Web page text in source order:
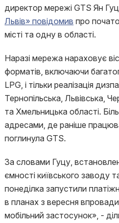
директор мережі GTS Ян
Львів» повідомив про
місті та одну в області.
Наразі мережа нараховує
форматів, включаючи
LPG, і тільки реалізація
Тернопільська, Львівська,
та Хмельницька області.
адресами, де раніше
поглинула GTS.
За словами Гуцу,
ємності київського заводу
понеділка запустили
в планах з вересня
мобільний застосунок», -